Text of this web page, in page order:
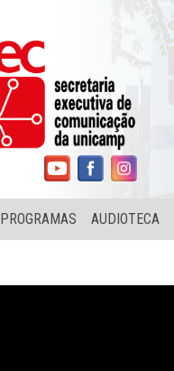
PROGRAMAS AUDIOTECA